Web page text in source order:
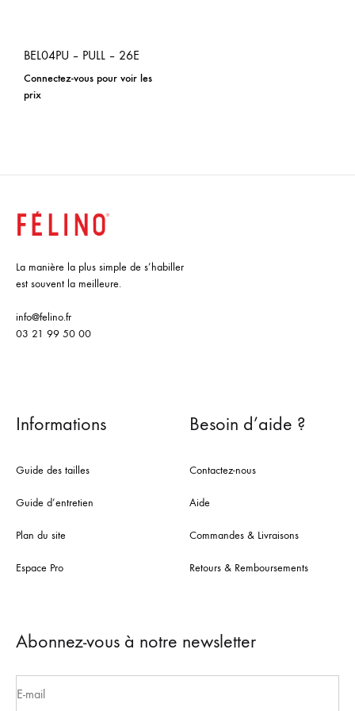
BEL04PU – PULL – 26E
Connectez-vous pour voir les
prix
La manière la plus simple de s’habiller
est souvent la meilleure.
info@felino.fr
03 21 99 50 00
Informations
Guide des tailles
Guide d’entretien
Plan du site
Espace Pro
Besoin d’aide ?
Contactez-nous
Aide
Commandes & Livraisons
Retours & Remboursements
Abonnez-vous à notre newsletter